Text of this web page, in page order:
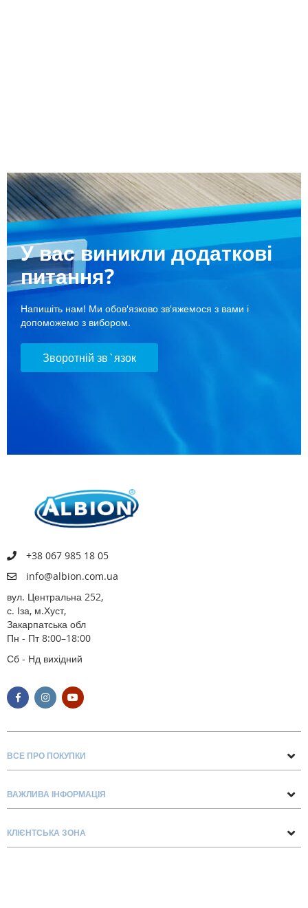
У вас виникли додаткові
питання?
Напишіть нам! Ми обов'язково зв'яжемося з вами і
допоможемо з вибором.
Зворотній зв`язок
+38 067 985 18 05
info@albion.com.ua
вул. Центральна 252,
с. Іза, м.Хуст,
Закарпатська обл
Пн - Пт 8:00–18:00
Сб - Нд вихідний
ВСЕ ПРО ПОКУПКИ
Про нас
Блог
ВАЖЛИВА ІНФОРМАЦІЯ
Доставка та оплата
КЛІЄНТСЬКА ЗОНА